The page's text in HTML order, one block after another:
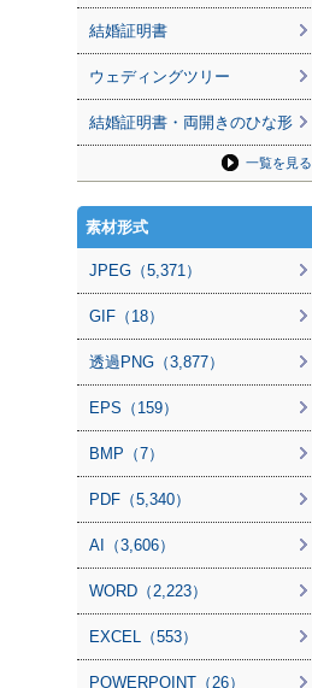
結婚証明書
ウェディングツリー
結婚証明書・両開きのひな形
一覧を見る
素材形式
JPEG（5,371）
GIF（18）
透過PNG（3,877）
EPS（159）
BMP（7）
PDF（5,340）
AI（3,606）
WORD（2,223）
EXCEL（553）
POWERPOINT（26）